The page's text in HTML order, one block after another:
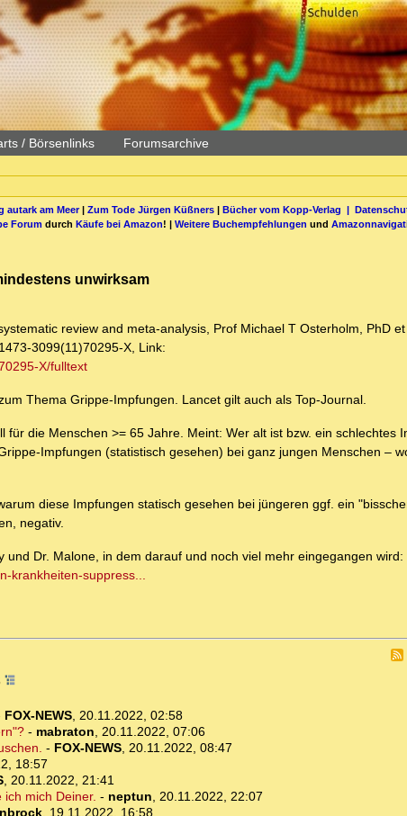
/ Börsenlinks
Forumsarchive
autark am Meer| Zum Tode Jürgen Küßners| Bücher vom Kopp-Verlag |
Forum durch Käufe bei Amazon! | Weitere Buchempfehlungen und
unwirksam
review and meta-analysis, Prof Michael T Osterholm, PhD
3099(11)70295-X, Link:
X/fulltext
Thema Grippe-Impfungen. Lancet gilt auch als Top-Journal.
für die Menschen >= 65 Jahre. Meint: Wer alt ist bzw. ein schlechtes
Impfungen (statistisch gesehen) bei ganz jungen Menschen –
diese Impfungen statisch gesehen bei jüngeren ggf. ein
negativ.
Dr. Malone, in dem darauf und noch viel mehr eingegangen wird:
krankheiten-suppress...
FOX-NEWS, 20.11.2022, 02:58
- mabraton, 20.11.2022, 07:06
- FOX-NEWS, 20.11.2022, 08:47
18:57
, 20.11.2022, 21:41
mich Deiner. - neptun, 20.11.2022, 22:07
, 19.11.2022, 16:58